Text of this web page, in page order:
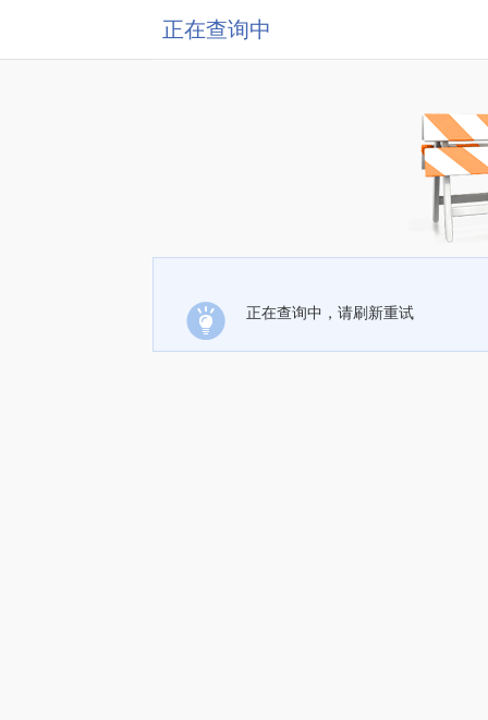
正在查询中
正在查询中，请刷新重试